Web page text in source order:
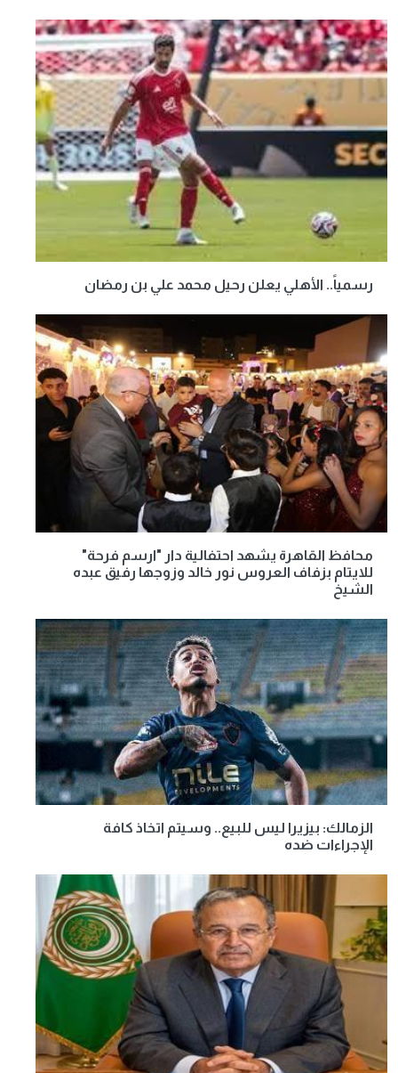
رسمياً.. الأهلي يعلن رحيل محمد علي بن رمضان
محافظ القاهرة يشهد احتفالية دار "ارسم فرحة"
للايتام بزفاف العروس نور خالد وزوجها رفيق عبده
الشيخ
الزمالك: بيزيرا ليس للبيع.. وسيتم اتخاذ كافة
الإجراءات ضده